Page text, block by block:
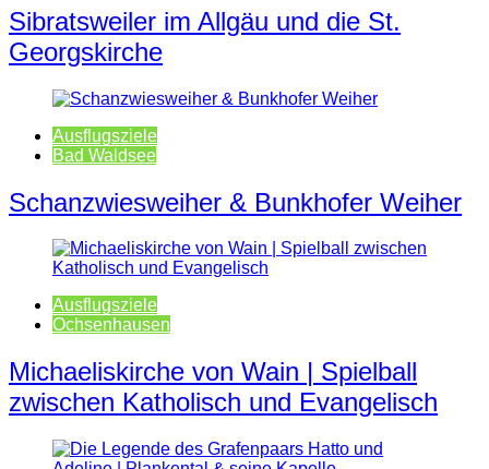
Sibratsweiler im Allgäu und die St.
Georgskirche
Ausflugsziele
Bad Waldsee
Schanzwiesweiher & Bunkhofer Weiher
Ausflugsziele
Ochsenhausen
Michaeliskirche von Wain | Spielball
zwischen Katholisch und Evangelisch